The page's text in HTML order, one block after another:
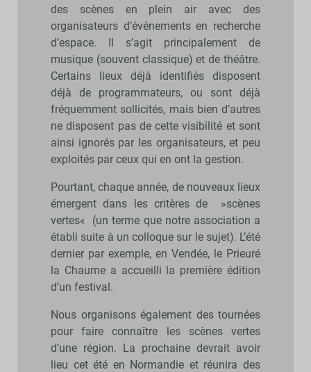
des scènes en plein air avec des
organisateurs d’événements en recherche
d’espace. Il s’agit principalement de
musique (souvent classique) et de théâtre.
Certains lieux déjà identifiés disposent
déjà de programmateurs, ou sont déjà
fréquemment sollicités, mais bien d’autres
ne disposent pas de cette visibilité et sont
ainsi ignorés par les organisateurs, et peu
exploités par ceux qui en ont la gestion.
Pourtant, chaque année, de nouveaux lieux
émergent dans les critères de »scènes
vertes« (un terme que notre association a
établi suite à un colloque sur le sujet). L’été
dernier par exemple, en Vendée, le Prieuré
la Chaume a accueilli la première édition
d’un festival.
Nous organisons également des tournées
pour faire connaître les scènes vertes
d’une région. La prochaine devrait avoir
lieu cet été en Normandie et réunira des